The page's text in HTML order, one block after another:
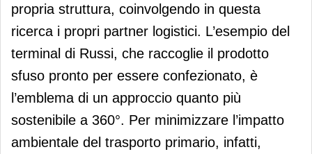
propria struttura, coinvolgendo in questa
ricerca i propri partner logistici. L’esempio del
terminal di Russi, che raccoglie il prodotto
sfuso pronto per essere confezionato, è
l’emblema di un approccio quanto più
sostenibile a 360°. Per minimizzare l’impatto
ambientale del trasporto primario, infatti,